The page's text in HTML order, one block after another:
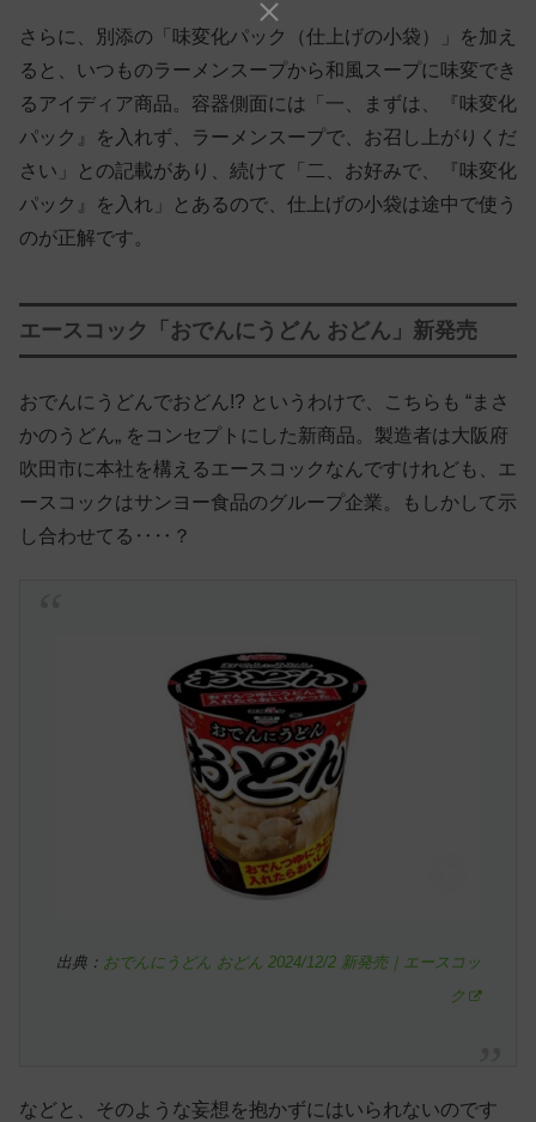
さらに、別添の「味変化パック（仕上げの小袋）」を加え
ると、いつものラーメンスープから和風スープに味変でき
るアイディア商品。容器側面には「一、まずは、『味変化
パック』を入れず、ラーメンスープで、お召し上がりくだ
さい」との記載があり、続けて「二、お好みで、『味変化
パック』を入れ」とあるので、仕上げの小袋は途中で使う
のが正解です。
エースコック「おでんにうどん おどん」新発売
おでんにうどんでおどん!? というわけで、こちらも “まさ
かのうどん„ をコンセプトにした新商品。製造者は大阪府
吹田市に本社を構えるエースコックなんですけれども、エ
ースコックはサンヨー食品のグループ企業。もしかして示
し合わせてる‥‥？
出典： おでんにうどん おどん 2024/12/2 新発売｜エースコッ
ク
などと、そのような妄想を抱かずにはいられないのです